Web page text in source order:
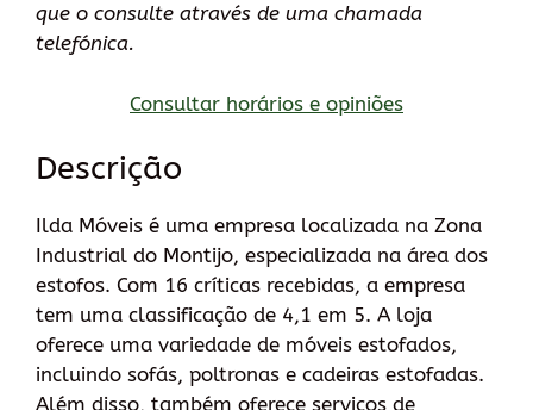
que o consulte através de uma chamada
telefónica.
Consultar horários e opiniões
Descrição
Ilda Móveis é uma empresa localizada na Zona
Industrial do Montijo, especializada na área dos
estofos. Com 16 críticas recebidas, a empresa
tem uma classificação de 4,1 em 5. A loja
oferece uma variedade de móveis estofados,
incluindo sofás, poltronas e cadeiras estofadas.
Além disso, também oferece serviços de